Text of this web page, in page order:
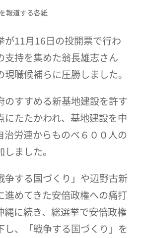
報道する各紙
11月16日の投開票で行わ
支持を集めた翁長雄志さん
職候補らに圧勝しました。
すすめる新基地建設を許す
にたたかわれ、基地建設を中
治労連からものべ６００人の
ました。
する国づくり」や辺野古新
進めてきた安倍政権への痛打
縄に続き、総選挙で安倍政権
し、「戦争する国づくり」を